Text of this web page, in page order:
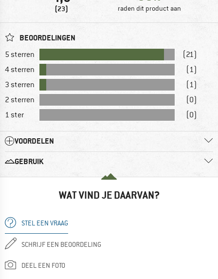
(23) raden dit product aan
BEOORDELINGEN
5 sterren
(21)
4 sterren
(1)
3 sterren
(1)
2 sterren
(0)
1 ster
(0)
VOORDELEN
GEBRUIK
WAT VIND JE DAARVAN?
STEL EEN VRAAG
SCHRIJF EEN BEOORDELING
DEEL EEN FOTO